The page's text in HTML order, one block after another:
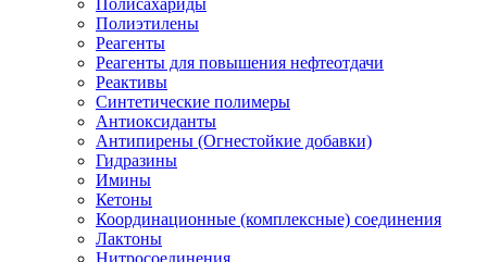
Полисахариды
Полиэтилены
Реагенты
Реагенты для повышения нефтеотдачи
Реактивы
Синтетические полимеры
Антиоксиданты
Антипирены (Огнестойкие добавки)
Гидразины
Имины
Кетоны
Координационные (комплексные) соединения
Лактоны
Нитросоединения